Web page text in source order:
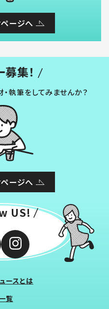
ージへ
集！
執筆をしてみませんか？
ージへ
US!
ースとは
覧